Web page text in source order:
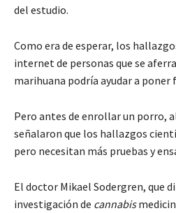
del estudio.
Como era de esperar, los
internet de personas que se
marihuana podría ayudar a poner
Pero antes de enrollar un porro,
señalaron que los hallazgos
pero necesitan más pruebas y
El doctor Mikael Sodergren, que
investigación de cannabis